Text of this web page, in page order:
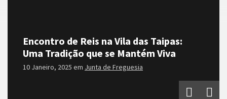
Encontro de Reis na Vila das Taipas:
Uma Tradição que se Mantém Viva
10 Janeiro, 2025 em Junta de Freguesia